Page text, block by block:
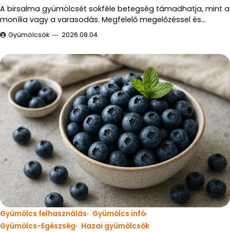
A birsalma gyümölcsét sokféle betegség támadhatja, mint a
monília vagy a varasodás. Megfelelő megelőzéssel és…
Gyümölcsök 2026.08.04.
Gyümölcs felhasználás
Gyümölcs infó
Gyümölcs-Egészség
Hazai gyümölcsök